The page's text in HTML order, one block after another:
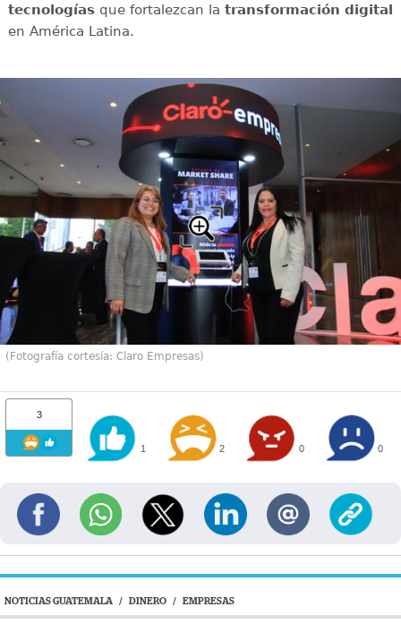
tecnologíasque fortalezcan la transformación digital
en América Latina.
(Fotografía cortesía: Claro Empresas)
3
1 2 0 0
NOTICIAS GUATEMALA / DINERO / EMPRESAS